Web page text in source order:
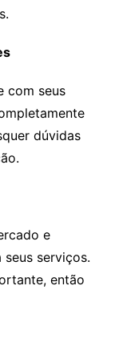
com seus
dúvidas
e
serviços.
então